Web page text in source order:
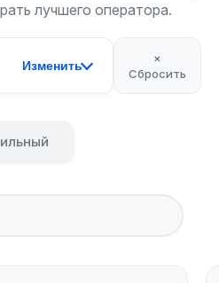
лучшего оператора.
Изменить
×
Сбросить